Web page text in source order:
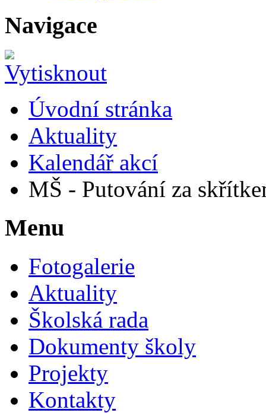
Navigace
Úvodní stránka
Aktuality
Kalendář akcí
MŠ - Putování za
Menu
Fotogalerie
Aktuality
Školská rada
Dokumenty školy
Projekty
Kontakty